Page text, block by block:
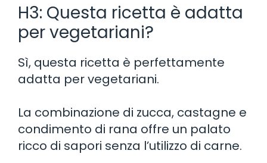
H3: Questa ricetta è adatta
per vegetariani?
Sì, questa ricetta è perfettamente
adatta per vegetariani.
La combinazione di zucca, castagne e
condimento di rana offre un palato
ricco di sapori senza l’utilizzo di carne.